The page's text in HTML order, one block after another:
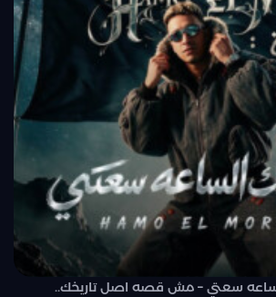
سعتي – مش قصه اصل تاريخك..